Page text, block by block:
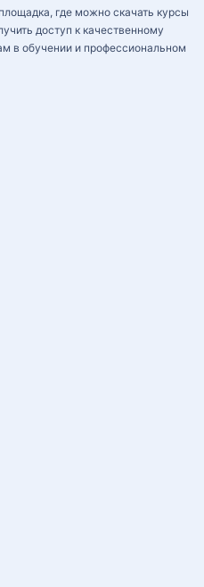
где можно скачать курсы
доступ к качественному
в обучении и профессиональном